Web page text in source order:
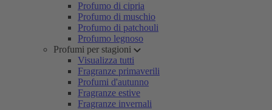
Profumo di cipria
Profumo di muschio
Profumo di patchouli
Profumo legnoso
Profumi per stagioni
Visualizza tutti
Fragranze primaverili
Profumi d'autunno
Fragranze estive
Fragranze invernali